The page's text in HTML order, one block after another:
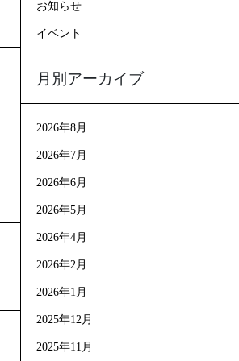
お知らせ
イベント
月別アーカイブ
2026年8月
2026年7月
2026年6月
2026年5月
2026年4月
2026年2月
2026年1月
2025年12月
2025年11月